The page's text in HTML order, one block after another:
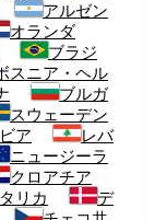
アルゼン
オランダ
ブラジ
スニア・ヘル
ブルガ
スウェーデン
ア
レバ
ニュージーラ
クロアチア
リカ
デ